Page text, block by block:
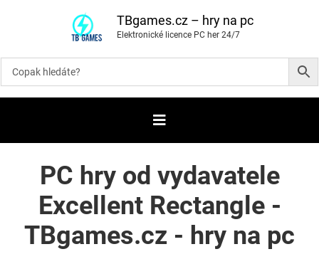
o
i
t
b
TBgames.cz – hry na pc
Elektronické licence PC her 24/7
PC hry od vydavatele
Excellent Rectangle -
TBgames.cz - hry na pc